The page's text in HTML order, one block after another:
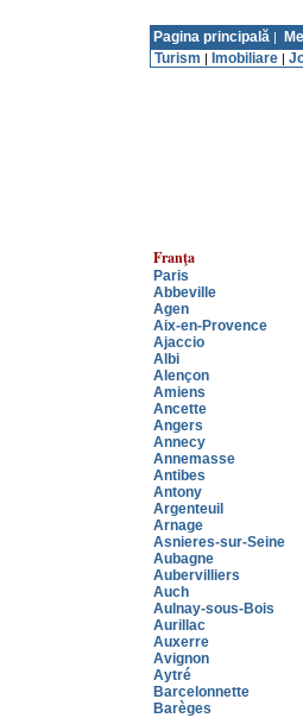
Pagina principală |
Turism | Imobiliare |
Franţa
Paris
Abbeville
Agen
Aix-en-Provence
Ajaccio
Albi
Alençon
Amiens
Ancette
Angers
Annecy
Annemasse
Antibes
Antony
Argenteuil
Arnage
Asnieres-sur-Seine
Aubagne
Aubervilliers
Auch
Aulnay-sous-Bois
Aurillac
Auxerre
Avignon
Aytré
Barcelonnette
Barèges